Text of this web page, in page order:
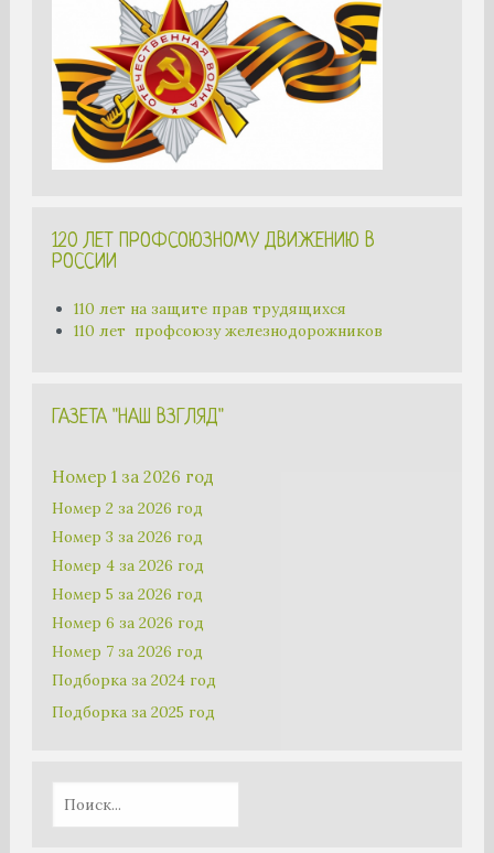
120 ЛЕТ ПРОФСОЮЗНОМУ ДВИЖЕНИЮ В
РОССИИ
110 лет на защите прав трудящихся
110 лет профсоюзу железнодорожников
ГАЗЕТА "НАШ ВЗГЛЯД"
Номер 1 за 2026 год
Номер 2 за 2026 год
Номер 3 за 2026 год
Номер 4 за 2026 год
Номер 5 за 2026 год
Номер 6 за 2026 год
Номер 7 за 2026 год
Подборка за 2024 год
Подборка за 2025 год